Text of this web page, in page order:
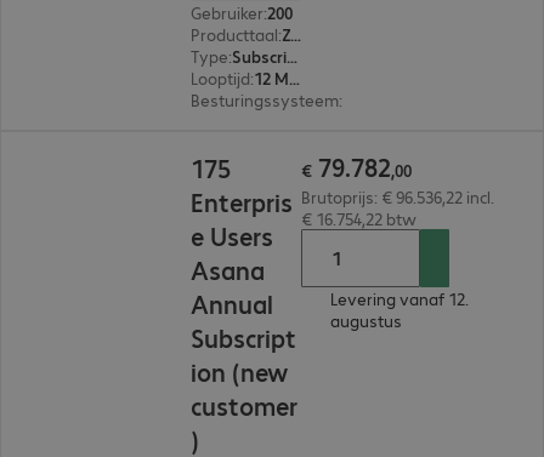
Gebruiker:200
Producttaal: Zweeds, Russisch, Engels, Spaans, Japans, Portugees, Portugal, Pools, Frans, Italiaans, Nederlands, Duits
Type:
Subscription
Looptijd:
12 Maanden
Besturingssysteem:
175
Enterpris
e Users
Asana
Annual
Subscript
ion (new
customer
)
€ 79.782,00
Brutoprijs: € 96.536,22 incl.
€ 16.754,22 btw
Levering vanaf 12.
augustus